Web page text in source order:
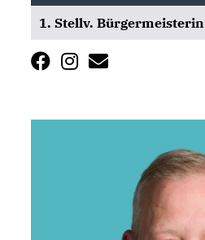
1. Stellv. Bürgermeisterin